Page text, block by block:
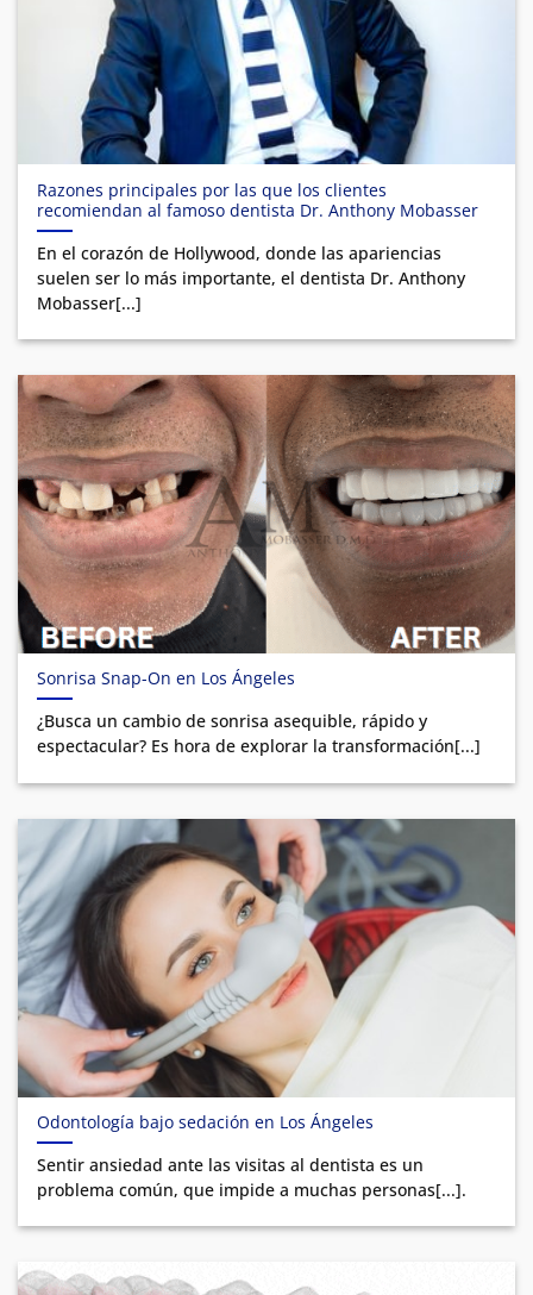
Razones principales por las que los clientes
recomiendan al famoso dentista Dr. Anthony Mobasser
En el corazón de Hollywood, donde las apariencias
suelen ser lo más importante, el dentista Dr. Anthony
Mobasser[...]
Sonrisa Snap-On en Los Ángeles
¿Busca un cambio de sonrisa asequible, rápido y
espectacular? Es hora de explorar la transformación[...]
Odontología bajo sedación en Los Ángeles
Sentir ansiedad ante las visitas al dentista es un
problema común, que impide a muchas personas[...].